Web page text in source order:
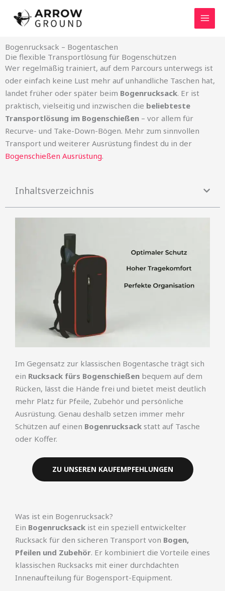
Inhalt
Bogenrucksack – Bogentaschen
Die flexible Transportlösung für Bogenschützen
Wer regelmäßig trainiert, auf dem Parcours unterwegs ist
oder einfach keine Lust mehr auf unhandliche Taschen hat,
landet früher oder später beim Bogenrucksack. Er ist
praktisch, vielseitig und inzwischen die beliebteste
Transportlösung im Bogenschießen – vor allem für
Recurve- und Take-Down-Bögen. Mehr zum sinnvollen
Transport und weiterer Ausrüstung findest du in der
Bogenschießen Ausrüstung.
Inhaltsverzeichnis
Im Gegensatz zur klassischen Bogentasche trägt sich
ein Rucksack fürs Bogenschießen bequem auf dem
Rücken, lässt die Hände frei und bietet meist deutlich
mehr Platz für Pfeile, Zubehör und persönliche
Ausrüstung. Genau deshalb setzen immer mehr
Schützen auf einen Bogenrucksack statt auf Tasche
oder Koffer.
ZU UNSEREN KAUFEMPFEHLUNGEN
Was ist ein Bogenrucksack?
Ein Bogenrucksack ist ein speziell entwickelter
Rucksack für den sicheren Transport von Bogen,
Pfeilen und Zubehör. Er kombiniert die Vorteile eines
klassischen Rucksacks mit einer durchdachten
Innenaufteilung für Bogensport-Equipment.